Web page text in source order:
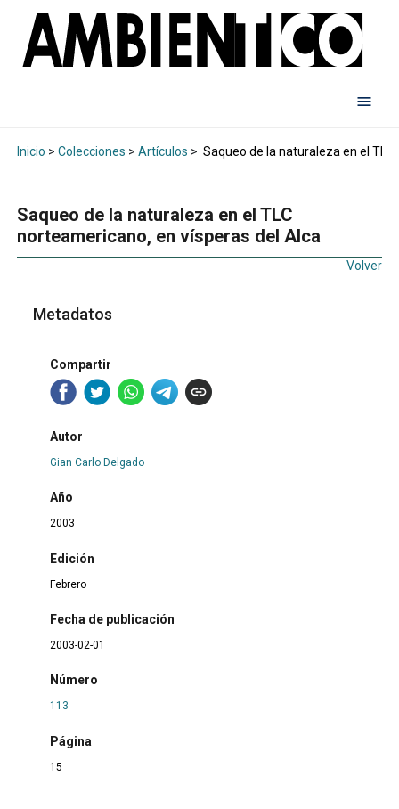
Inicio > Colecciones > Artículos > Saqueo de la naturaleza en el
Saqueo de la naturaleza en el TLC
norteamericano, en vísperas del Alca
Volver
Metadatos
Compartir
Autor
Gian Carlo Delgado
Año
2003
Edición
Febrero
Fecha de publicación
2003-02-01
Número
113
Página
15